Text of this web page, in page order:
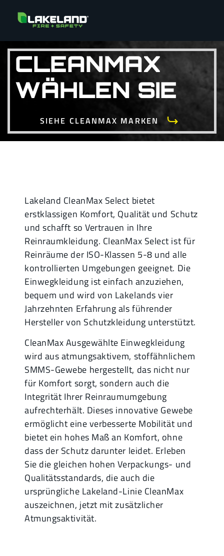
CLEANMAX
WÄHLEN SIE
SIEHE CLEANMAX MARKEN
Lakeland CleanMax Select bietet
erstklassigen Komfort, Qualität und Schutz
und schafft so Vertrauen in Ihre
Reinraumkleidung. CleanMax Select ist für
Reinräume der ISO-Klassen 5-8 und alle
kontrollierten Umgebungen geeignet. Die
Einwegkleidung ist einfach anzuziehen,
bequem und wird von Lakelands vier
Jahrzehnten Erfahrung als führender
Hersteller von Schutzkleidung unterstützt.
CleanMax Ausgewählte Einwegkleidung
wird aus atmungsaktivem, stoffähnlichem
SMMS-Gewebe hergestellt, das nicht nur
für Komfort sorgt, sondern auch die
Integrität Ihrer Reinraumumgebung
aufrechterhält. Dieses innovative Gewebe
ermöglicht eine verbesserte Mobilität und
bietet ein hohes Maß an Komfort, ohne
dass der Schutz darunter leidet. Erleben
Sie die gleichen hohen Verpackungs- und
Qualitätsstandards, die auch die
ursprüngliche Lakeland-Linie CleanMax
auszeichnen, jetzt mit zusätzlicher
Atmungsaktivität.